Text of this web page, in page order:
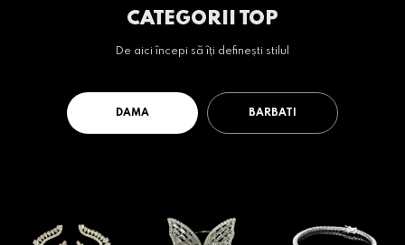
CATEGORII TOP
De aici începi să îți definești stilul
DAMA BARBATI